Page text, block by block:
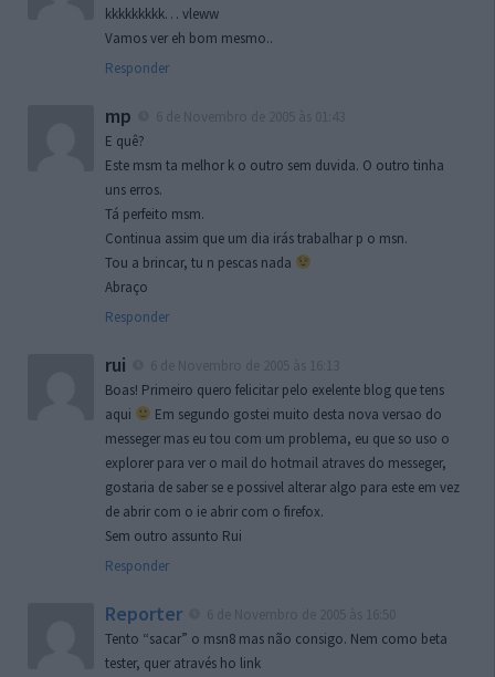
kkkkkkkkk… vleww
Vamos ver eh bom mesmo..
Responder
mp
E quê?
Este msm ta melhor k o outro sem duvida. O outro tinha
uns erros.
Tá perfeito msm.
Continua assim que um dia irás trabalhar p o msn.
Tou a brincar, tu n pescas nada
Abraço
Responder
rui
Boas! Primeiro quero felicitar pelo exelente blog que tens
aqui
Em segundo gostei muito desta nova versao do
messeger mas eu tou com um problema, eu que so uso o
explorer para ver o mail do hotmail atraves do messeger,
gostaria de saber se e possivel alterar algo para este em vez
de abrir com o ie abrir com o firefox.
Sem outro assunto Rui
Responder
Reporter
Tento “sacar” o msn8 mas não consigo. Nem como beta
tester, quer através ho link